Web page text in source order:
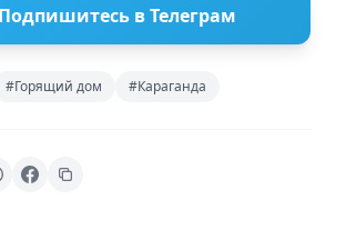
Подпишитесь в Телеграм
#Горящий дом #Караганда